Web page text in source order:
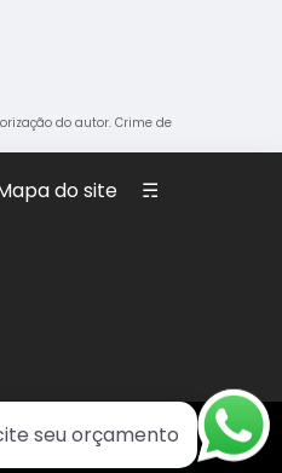
do autor. Crime de
do site ☴
seu orçamento